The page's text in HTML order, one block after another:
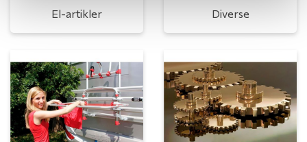
El-artikler Diverse